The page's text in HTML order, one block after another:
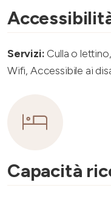
Servizi: Culla o
Wifi, Accessibile ai
Capacità